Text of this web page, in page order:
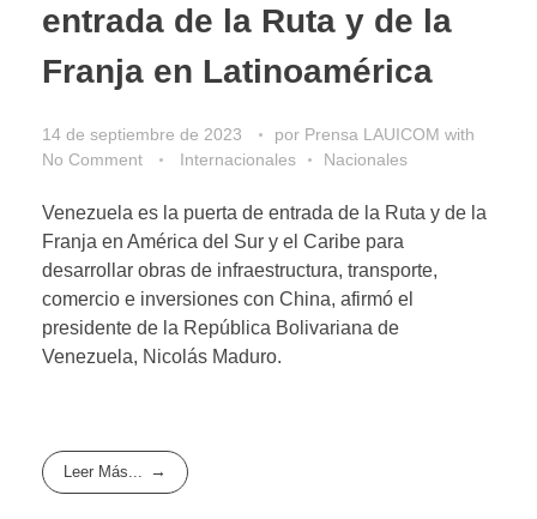
entrada de la Ruta y de la
Franja en Latinoamérica
14 de septiembre de 2023 por Prensa LAUICOM with
No Comment
Internacionales Nacionales
Venezuela es la puerta de entrada de la Ruta y de la
Franja en América del Sur y el Caribe para
desarrollar obras de infraestructura, transporte,
comercio e inversiones con China, afirmó el
presidente de la República Bolivariana de
Venezuela, Nicolás Maduro.
Leer Más...